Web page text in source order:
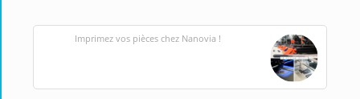
Imprimez vos pièces chez Nanovia !